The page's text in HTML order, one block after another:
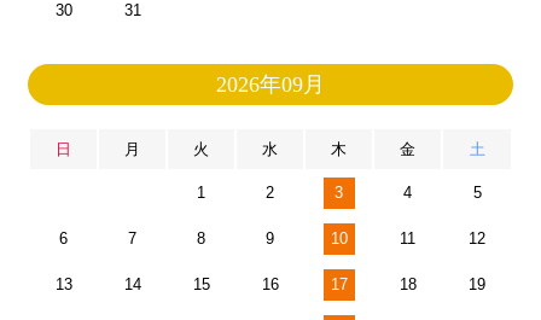
30 31
2026年09月
日 月 火 水 木 金 土
1 2 3 4 5
6 7 8 9 10 11 12
13 14 15 16 17 18 19